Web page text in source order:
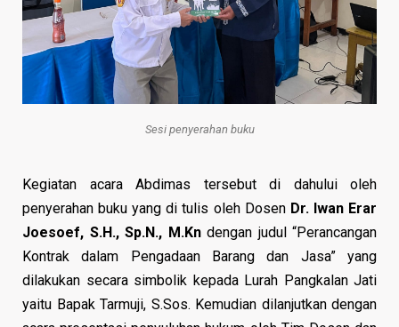
Sesi penyerahan buku
Kegiatan acara Abdimas tersebut di dahului oleh
penyerahan buku yang di tulis oleh Dosen Dr. Iwan Erar
Joesoef, S.H., Sp.N., M.Kndengan judul “Perancangan
Kontrak dalam Pengadaan Barang dan Jasa” yang
dilakukan secara simbolik kepada Lurah Pangkalan Jati
yaitu Bapak Tarmuji, S.Sos. Kemudian dilanjutkan dengan